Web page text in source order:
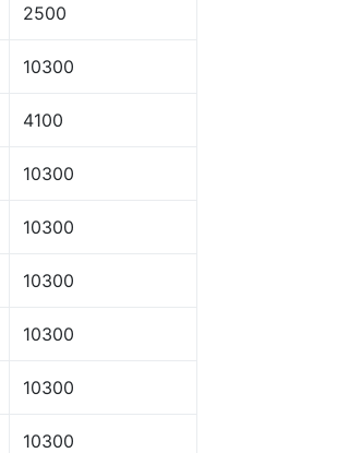
2500
10300
4100
10300
10300
10300
10300
10300
10300